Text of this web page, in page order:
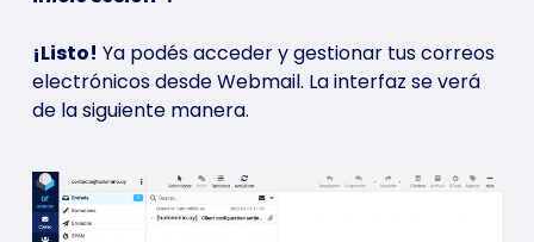
¡Listo! Ya podés acceder y gestionar tus correos
electrónicos desde Webmail. La interfaz se verá
de la siguiente manera.